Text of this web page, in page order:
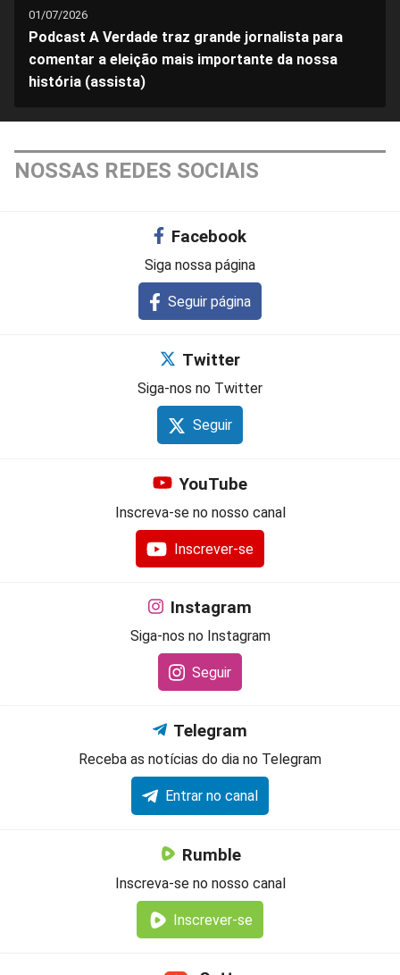
01/07/2026
Podcast A Verdade traz grande jornalista para
comentar a eleição mais importante da nossa
história (assista)
NOSSAS REDES SOCIAIS
Facebook
Siga nossa página
Seguir página
Twitter
Siga-nos no Twitter
Seguir
YouTube
Inscreva-se no nosso canal
Inscrever-se
Instagram
Siga-nos no Instagram
Seguir
Telegram
Receba as notícias do dia no Telegram
Entrar no canal
Rumble
Inscreva-se no nosso canal
Inscrever-se